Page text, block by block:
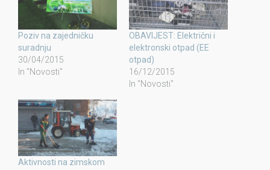
Poziv na zajedničku
suradnju
30/04/2015
In "Novosti"
OBAVIJEST: Električni i
elektronski otpad (EE
otpad)
16/12/2015
In "Novosti"
Aktivnosti na zimskom